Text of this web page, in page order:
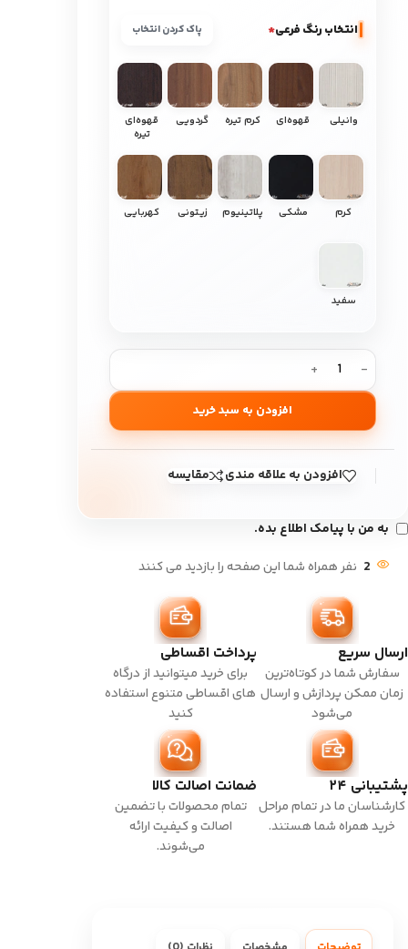
انتخاب رنگ فرعی* پاک کردن انتخاب
وانیلی قهوه‌ای کرم تیره گردویی
قهوه‌ای
تیره
کرم مشکی پلاتینیوم زیتونی کهربایی
سفید
افزودن به سبد خرید
افزودن به علاقه مندی مقایسه
به من با پیامک اطلاع بده.
2 نفر همراه شما این صفحه را بازدید می کنند
ارسال سریع
سفارش شما در کوتاه‌ترین
زمان ممکن پردازش و ارسال
می‌شود
پرداخت اقساطی
برای خرید میتوانید از درگاه
های اقساطی متنوع استفاده
کنید
پشتیبانی ۲۴
کارشناسان ما در تمام مراحل
خرید همراه شما هستند.
ضمانت اصالت کالا
تمام محصولات با تضمین
اصالت و کیفیت ارائه
می‌شوند.